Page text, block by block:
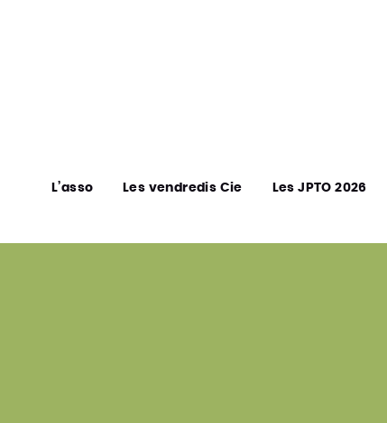
L’asso Les vendredis Cie Les JPTO 2026